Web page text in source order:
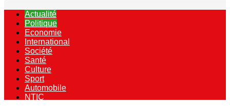
Actualité
Politique
Economie
International
Société
Santé
Culture
Sport
Automobile
NTIC